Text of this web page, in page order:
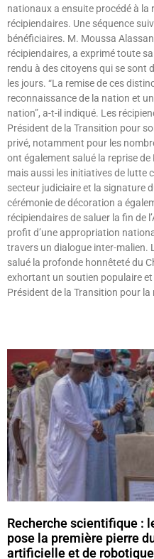
nationaux a ensuite procédé à la
récipiendaires. Une séquence
bénéficiaires. M. Moussa
récipiendaires, a exprimé toute
rendu à des citoyens qui se sont
les jours. “La remise de ces
reconnaissance de la nation et
nation”, a-t-il indiqué. Les
Président de la Transition pour
privé, notamment pour les
ont également salué la reprise de
mais aussi les initiatives de lutte
secteur judiciaire et la signature
cérémonie de décoration a
récipiendaires de saluer la fin de
profit d’une appropriation
travers un dialogue inter-malien.
salué la profonde honnêteté du
exhortant un soutien populaire
Président de la Transition pour la
Recherche scientifique :
pose la première pierre
artificielle et de